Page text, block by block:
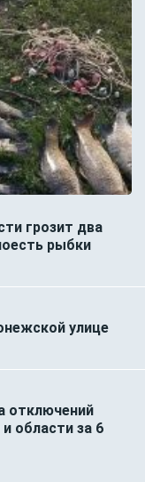
грозит два
рыбки
улице
отключений
области за 6